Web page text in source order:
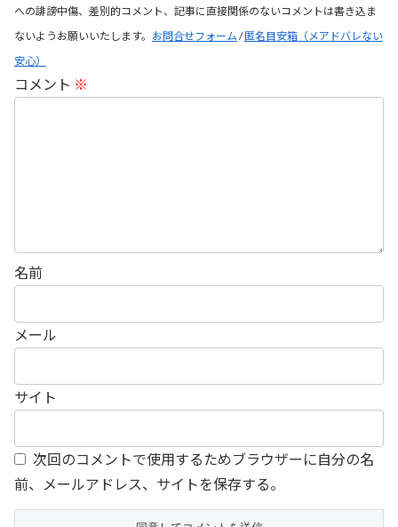
への誹謗中傷、差別的コメント、記事に直接関係のないコメントは書き込ま
ないようお願いいたします。 お問合せフォーム /匿名目安箱（メアドバレない
安心）
コメント ※
名前
メール
サイト
次回のコメントで使用するためブラウザーに自分の名
前、メールアドレス、サイトを保存する。